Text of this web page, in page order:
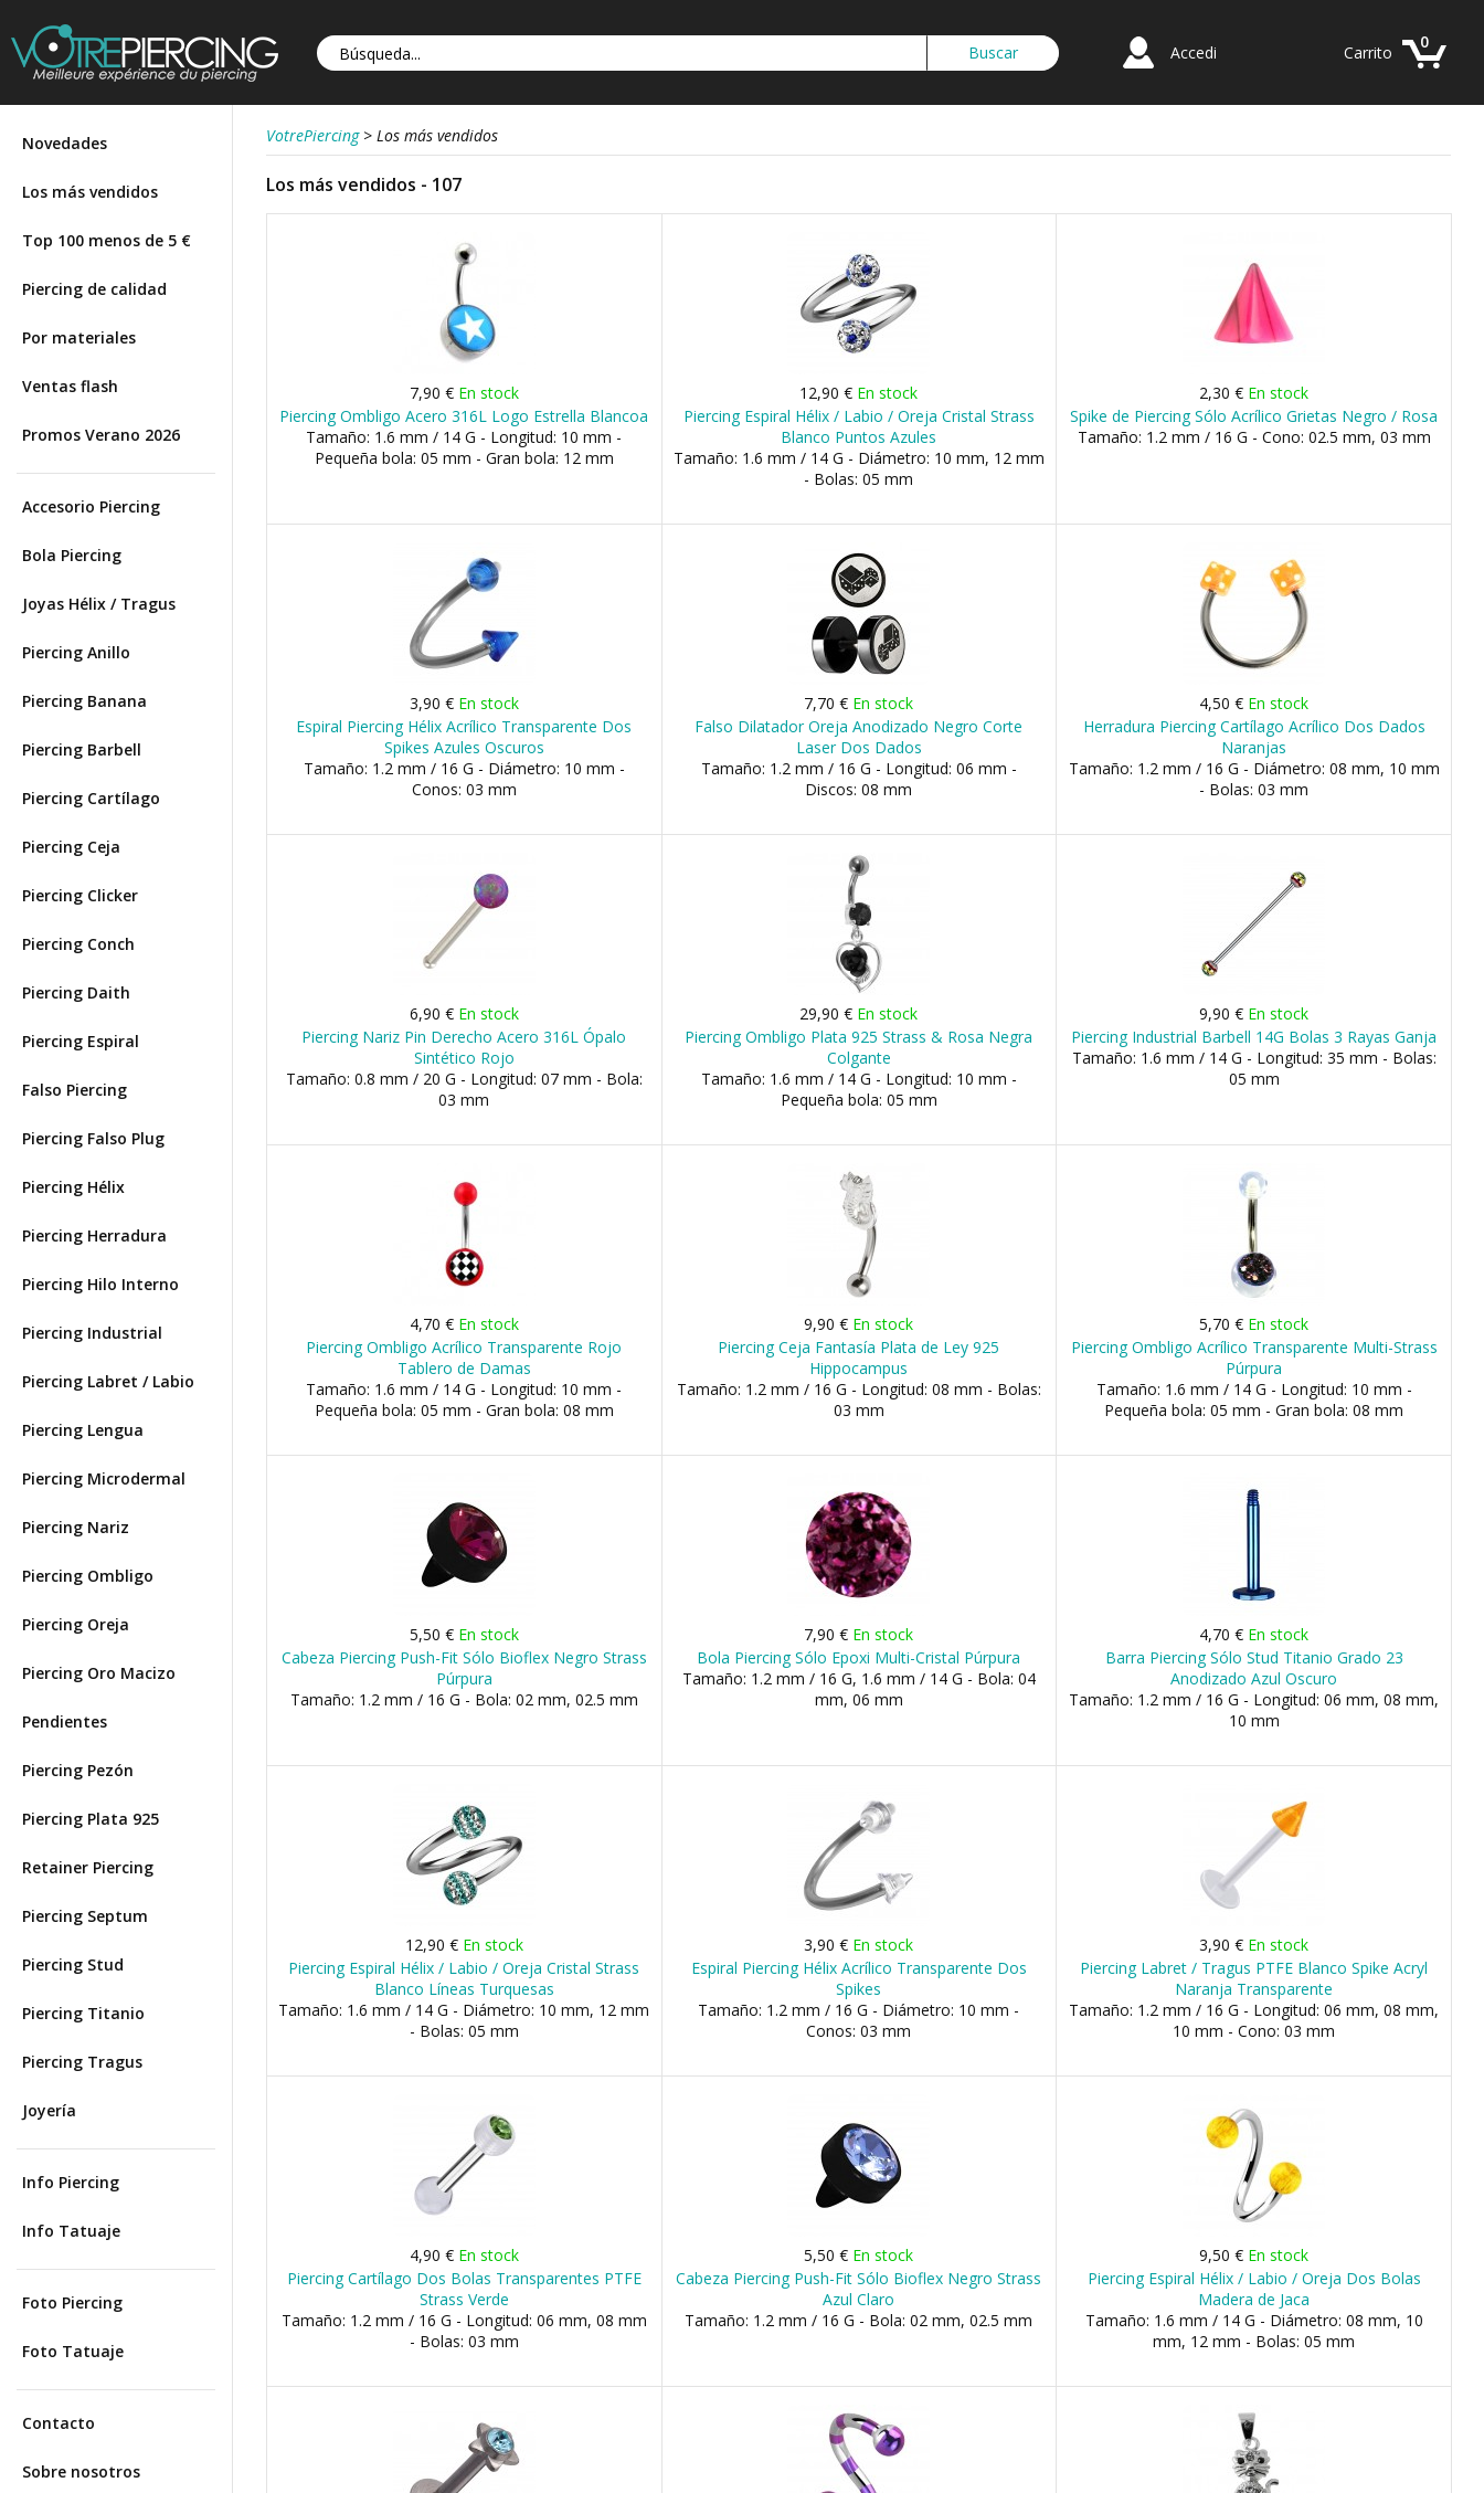
Accedi
0
Carrito
Novedades
Los más vendidos
Top 100 menos de 5 €
Piercing de calidad
Por materiales
Ventas flash
Promos Verano 2026
Accesorio Piercing
Bola Piercing
Joyas Hélix / Tragus
Piercing Anillo
Piercing Banana
Piercing Barbell
Piercing Cartílago
Piercing Ceja
Piercing Clicker
Piercing Conch
Piercing Daith
Piercing Espiral
Falso Piercing
Piercing Falso Plug
Piercing Hélix
Piercing Herradura
Piercing Hilo Interno
Piercing Industrial
Piercing Labret / Labio
Piercing Lengua
Piercing Microdermal
Piercing Nariz
Piercing Ombligo
Piercing Oreja
Piercing Oro Macizo
Pendientes
Piercing Pezón
Piercing Plata 925
Retainer Piercing
Piercing Septum
Piercing Stud
Piercing Titanio
Piercing Tragus
Joyería
Info Piercing
Info Tatuaje
Foto Piercing
Foto Tatuaje
Contacto
Sobre nosotros
VotrePiercing > Los más vendidos
Los más vendidos - 107
7,90 € En stock
Piercing Ombligo Acero 316L Logo Estrella Blancoa
Tamaño: 1.6 mm / 14 G - Longitud: 10 mm -
Pequeña bola: 05 mm - Gran bola: 12 mm
12,90 € En stock
Piercing Espiral Hélix / Labio / Oreja Cristal Strass
Blanco Puntos Azules
Tamaño: 1.6 mm / 14 G - Diámetro: 10 mm, 12 mm
- Bolas: 05 mm
2,30 € En stock
Spike de Piercing Sólo Acrílico Grietas Negro / Rosa
Tamaño: 1.2 mm / 16 G - Cono: 02.5 mm, 03 mm
3,90 € En stock
Espiral Piercing Hélix Acrílico Transparente Dos
Spikes Azules Oscuros
Tamaño: 1.2 mm / 16 G - Diámetro: 10 mm -
Conos: 03 mm
7,70 € En stock
Falso Dilatador Oreja Anodizado Negro Corte
Laser Dos Dados
Tamaño: 1.2 mm / 16 G - Longitud: 06 mm -
Discos: 08 mm
4,50 € En stock
Herradura Piercing Cartílago Acrílico Dos Dados
Naranjas
Tamaño: 1.2 mm / 16 G - Diámetro: 08 mm, 10 mm
- Bolas: 03 mm
6,90 € En stock
Piercing Nariz Pin Derecho Acero 316L Ópalo
Sintético Rojo
Tamaño: 0.8 mm / 20 G - Longitud: 07 mm - Bola:
03 mm
29,90 € En stock
Piercing Ombligo Plata 925 Strass & Rosa Negra
Colgante
Tamaño: 1.6 mm / 14 G - Longitud: 10 mm -
Pequeña bola: 05 mm
9,90 € En stock
Piercing Industrial Barbell 14G Bolas 3 Rayas Ganja
Tamaño: 1.6 mm / 14 G - Longitud: 35 mm - Bolas:
05 mm
4,70 € En stock
Piercing Ombligo Acrílico Transparente Rojo
Tablero de Damas
Tamaño: 1.6 mm / 14 G - Longitud: 10 mm -
Pequeña bola: 05 mm - Gran bola: 08 mm
9,90 € En stock
Piercing Ceja Fantasía Plata de Ley 925
Hippocampus
Tamaño: 1.2 mm / 16 G - Longitud: 08 mm - Bolas:
03 mm
5,70 € En stock
Piercing Ombligo Acrílico Transparente Multi-Strass
Púrpura
Tamaño: 1.6 mm / 14 G - Longitud: 10 mm -
Pequeña bola: 05 mm - Gran bola: 08 mm
5,50 € En stock
Cabeza Piercing Push-Fit Sólo Bioflex Negro Strass
Púrpura
Tamaño: 1.2 mm / 16 G - Bola: 02 mm, 02.5 mm
7,90 € En stock
Bola Piercing Sólo Epoxi Multi-Cristal Púrpura
Tamaño: 1.2 mm / 16 G, 1.6 mm / 14 G - Bola: 04
mm, 06 mm
4,70 € En stock
Barra Piercing Sólo Stud Titanio Grado 23
Anodizado Azul Oscuro
Tamaño: 1.2 mm / 16 G - Longitud: 06 mm, 08 mm,
10 mm
12,90 € En stock
Piercing Espiral Hélix / Labio / Oreja Cristal Strass
Blanco Líneas Turquesas
Tamaño: 1.6 mm / 14 G - Diámetro: 10 mm, 12 mm
- Bolas: 05 mm
3,90 € En stock
Espiral Piercing Hélix Acrílico Transparente Dos
Spikes
Tamaño: 1.2 mm / 16 G - Diámetro: 10 mm -
Conos: 03 mm
3,90 € En stock
Piercing Labret / Tragus PTFE Blanco Spike Acryl
Naranja Transparente
Tamaño: 1.2 mm / 16 G - Longitud: 06 mm, 08 mm,
10 mm - Cono: 03 mm
4,90 € En stock
Piercing Cartílago Dos Bolas Transparentes PTFE
Strass Verde
Tamaño: 1.2 mm / 16 G - Longitud: 06 mm, 08 mm
- Bolas: 03 mm
5,50 € En stock
Cabeza Piercing Push-Fit Sólo Bioflex Negro Strass
Azul Claro
Tamaño: 1.2 mm / 16 G - Bola: 02 mm, 02.5 mm
9,50 € En stock
Piercing Espiral Hélix / Labio / Oreja Dos Bolas
Madera de Jaca
Tamaño: 1.6 mm / 14 G - Diámetro: 08 mm, 10
mm, 12 mm - Bolas: 05 mm